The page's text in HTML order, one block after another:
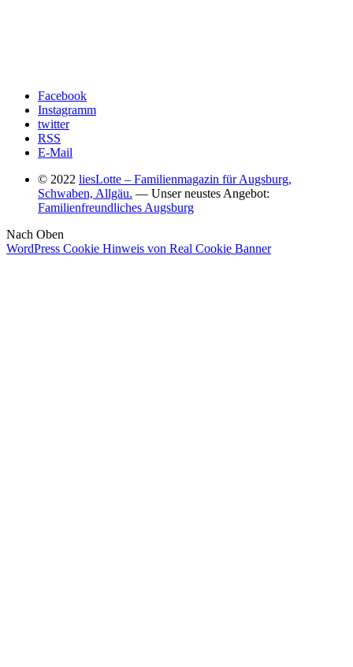
Facebook
Instagramm
twitter
RSS
E-Mail
© 2022 liesLotte – Familienmagazin für Augsburg,
Schwaben, Allgäu. — Unser neustes Angebot:
Familienfreundliches Augsburg
Nach Oben
WordPress Cookie Hinweis von Real Cookie Banner